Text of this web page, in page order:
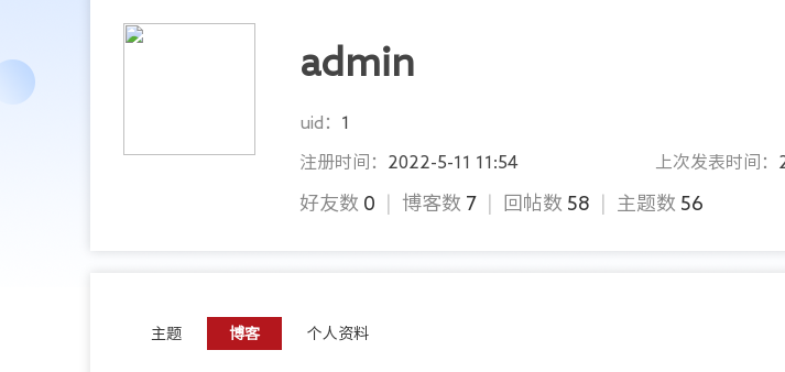
admin
uid： 1
注册时间： 2022-5-11 11:54 上次发表时间：
好友数 0 博客数 7 回帖数 58 主题数 56
主题 博客 个人资料